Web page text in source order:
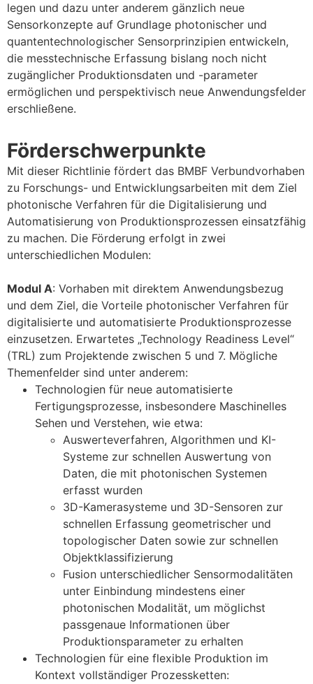
legen und dazu unter anderem gänzlich neue
Sensorkonzepte auf Grundlage photonischer und
quantentechnologischer Sensorprinzipien entwickeln,
die messtechnische Erfassung bislang noch nicht
zugänglicher Produktionsdaten und -parameter
ermöglichen und perspektivisch neue Anwendungsfelder
erschließene.
Förderschwerpunkte
Mit dieser Richtlinie fördert das BMBF Verbundvorhaben
zu Forschungs- und Entwicklungsarbeiten mit dem Ziel
photonische Verfahren für die Digitalisierung und
Automatisierung von Produktionsprozessen einsatzfähig
zu machen. Die Förderung erfolgt in zwei
unterschiedlichen Modulen:
Modul A: Vorhaben mit direktem Anwendungsbezug
und dem Ziel, die Vorteile photonischer Verfahren für
digitalisierte und automatisierte Produktionsprozesse
einzusetzen. Erwartetes „Technology Readiness Level“
(TRL) zum Projektende zwischen 5 und 7. Mögliche
Themenfelder sind unter anderem:
Technologien für neue automatisierte
Fertigungsprozesse, insbesondere Maschinelles
Sehen und Verstehen, wie etwa:
Auswerteverfahren, Algorithmen und KI-
Systeme zur schnellen Auswertung von
Daten, die mit photonischen Systemen
erfasst wurden
3D-Kamerasysteme und 3D-Sensoren zur
schnellen Erfassung geometrischer und
topologischer Daten sowie zur schnellen
Objektklassifizierung
Fusion unterschiedlicher Sensormodalitäten
unter Einbindung mindestens einer
photonischen Modalität, um möglichst
passgenaue Informationen über
Produktionsparameter zu erhalten
Technologien für eine flexible Produktion im
Kontext vollständiger Prozessketten: